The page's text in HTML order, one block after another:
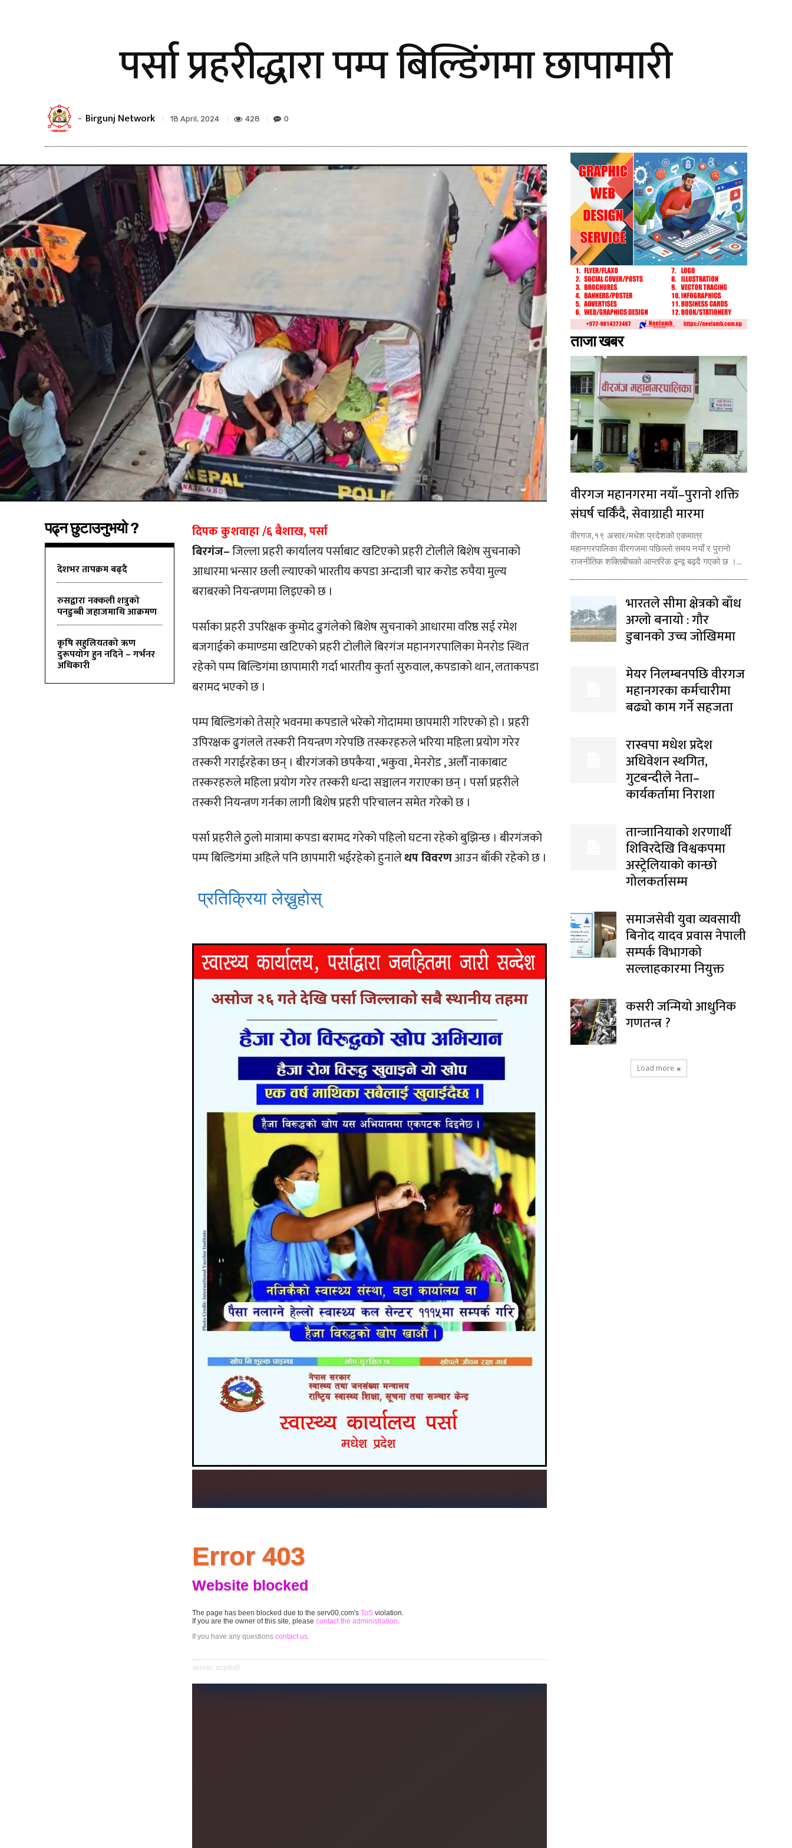
पर्सा प्रहरीद्धारा पम्प बिल्डिंगमा छापामारी
- Birgunj Network 18 April, 2024 428 0
पढ्न छुटाउनुभयो ?
देशभर तापक्रम बढ्दै
रुसद्वारा नक्कली शत्रुको
पनडुब्बी जहाजमाथि आक्रमण
कृषि सहुलियतको ऋण
दुरूपयोग हुन नदिने – गर्भनर
अधिकारी
दिपक कुशवाहा /६ बैशाख, पर्सा
बिरगंज–जिल्ला प्रहरी कार्यालय पर्साबाट खटिएको प्रहरी टोलीले बिशेष सुचनाको
आधारमा भन्सार छली ल्याएको भारतीय कपडा अन्दाजी चार करोड रुपैया मुल्य
बराबरको नियन्त्रणमा लिइएको छ ।
पर्साका प्रहरी उपरिक्षक कुमोद ढुगंलेको बिशेष सुचनाको आधारमा वरिष्ठ सई रमेश
बजगाईको कमाण्डमा खटिएको प्रहरी टोलीले बिरगंज महानगरपालिका मेनरोड स्थित
रहेको पम्प बिल्डिगंमा छापामारी गर्दा भारतीय कुर्ता सुरुवाल, कपडाको थान, लताकपडा
बरामद भएको छ ।
पम्प बिल्डिगंको तेसा्रे भवनमा कपडाले भरेको गोदाममा छापमारी गरिएको हो । प्रहरी
उपिरक्षक ढुगंलले तस्करी नियन्त्रण गरेपछि तस्करहरुले भरिया महिला प्रयोग गरेर
तस्करी गराईरहेका छन् । बीरगंजको छपकैया , भकुवा , मेनरोड , अर्लाै नाकाबाट
तस्करहरुले महिला प्रयोग गरेर तस्करी धन्दा सञ्चालन गराएका छन् । पर्सा प्रहरीले
तस्करी नियन्त्रण गर्नका लागी बिशेष प्रहरी परिचालन समेत गरेको छ ।
पर्सा प्रहरीले ठुलो मात्रामा कपडा बरामद गरेको पहिलो घटना रहेको बुझिन्छ । बीरगंजको
पम्प बिल्डिगंमा अहिले पनि छापमारी भईरहेको हुनालेथप विवरणआउन बाँकी रहेको छ ।
प्रतिक्रिया लेख्नुहोस्
ताजा खबर
वीरगज महानगरमा नयाँ–पुरानो शक्ति
संघर्ष चर्किँदै, सेवाग्राही मारमा
वीरगज,१९ असार/मधेश प्रदेशको एकमात्र
महानगरपालिका वीरगजमा पछिल्लो समय नयाँ र पुरानो
राजनीतिक शक्तिबीचको आन्तरिक द्वन्द्व बढ्दै गएको छ ।...
भारतले सीमा क्षेत्रको बाँध
अग्लो बनायो : गौर
डुबानको उच्च जोखिममा
मेयर निलम्बनपछि वीरगज
महानगरका कर्मचारीमा
बढ्यो काम गर्ने सहजता
रास्वपा मधेश प्रदेश
अधिवेशन स्थगित,
गुटबन्दीले नेता–
कार्यकर्तामा निराशा
तान्जानियाको शरणार्थी
शिविरदेखि विश्वकपमा
अस्ट्रेलियाको कान्छो
गोलकर्तासम्म
समाजसेवी युवा व्यवसायी
बिनोद यादव प्रवास नेपाली
सम्पर्क विभागको
सल्लाहकारमा नियुक्त
कसरी जन्मियो आधुनिक
गणतन्त्र ?
Load more